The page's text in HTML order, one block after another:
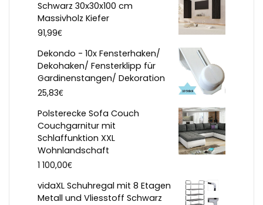
Schwarz 30x30x100 cm
Massivholz Kiefer
91,99€
Dekondo - 10x Fensterhaken/
Dekohaken/ Fensterklipp für
Gardinenstangen/ Dekoration
25,83€
Polsterecke Sofa Couch
Couchgarnitur mit
Schlaffunktion XXL
Wohnlandschaft
1 100,00€
vidaXL Schuhregal mit 8 Etagen
Metall und Vliesstoff Schwarz